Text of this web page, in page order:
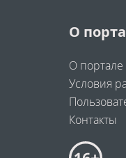
О
О портале
Условия
Контакты